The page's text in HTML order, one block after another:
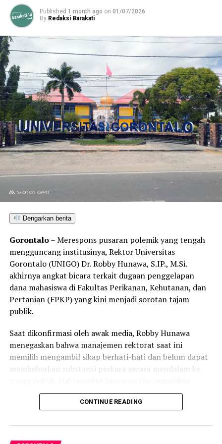
UP NEXT
Waspada! BMKG Prediksi Adanya Cuaca Ekstrem Di
Indonesia Selama Sepekan
DON'T MISS
Lantik Pengawas Dan Kepsek, Nelson: Pegawai Jangan
Hanya “ABS”
Published 1 month ago on 01/07/2026
By Redaksi Barakati
Dengarkan berita
Gorontalo– Merespons pusaran polemik yang tengah
mengguncang institusinya, Rektor Universitas
Gorontalo (UNIGO) Dr. Robby Hunawa, S.IP., M.Si.
akhirnya angkat bicara terkait dugaan penggelapan
dana mahasiswa di Fakultas Perikanan, Kehutanan, dan
Pertanian (FPKP) yang kini menjadi sorotan tajam
publik.
Saat dikonfirmasi oleh awak media, Robby Hunawa
menegaskan bahwa manajemen rektorat saat ini
memilih mengambil sikap berhati-hati dan belum dapat
membeberkan substansi perkara secara mendalam ke
internal masih terus bekerja merampungkan seluruh
rangkaian proses audit dan klarifikasi materiil.
“Mohon maaf, untuk saat ini saya belum bisa
memberikan keterangan ataupun menjawab materi
CONTINUE READING